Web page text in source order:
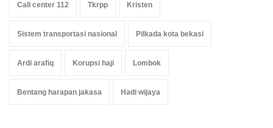
Call center 112 Tkrpp Kristen
Sistem transportasi nasional Pilkada kota bekasi
Ardi arafiq Korupsi haji Lombok
Bentang harapan jakasa Hadi wijaya